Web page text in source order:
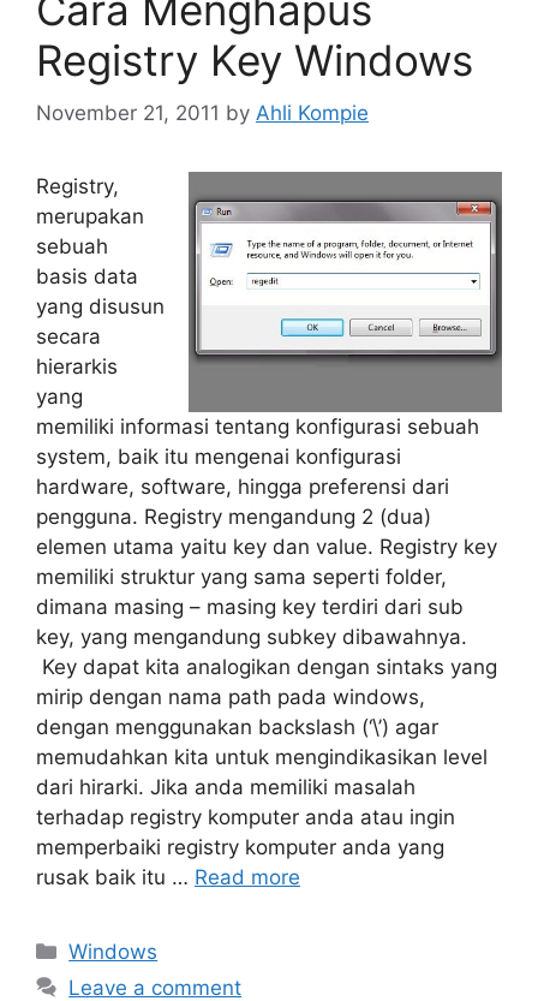
Registry Key Windows
November 21, 2011 by Ahli Kompie
Registry,
merupakan
sebuah
basis data
yang disusun
secara
hierarkis
yang
memiliki informasi tentang konfigurasi sebuah
system, baik itu mengenai konfigurasi
hardware, software, hingga preferensi dari
pengguna. Registry mengandung 2 (dua)
elemen utama yaitu key dan value. Registry key
memiliki struktur yang sama seperti folder,
dimana masing – masing key terdiri dari sub
key, yang mengandung subkey dibawahnya.
Key dapat kita analogikan dengan sintaks yang
mirip dengan nama path pada windows,
dengan menggunakan backslash (‘\’) agar
memudahkan kita untuk mengindikasikan level
dari hirarki. Jika anda memiliki masalah
terhadap registry komputer anda atau ingin
memperbaiki registry komputer anda yang
rusak baik itu … Read more
Categories
Windows
Leave a comment